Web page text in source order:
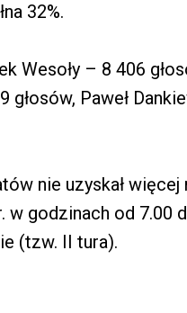
32%.
Wesoły – 8 406
Paweł
nie uzyskał więcej
w godzinach od 7.00
(tzw. II tura).